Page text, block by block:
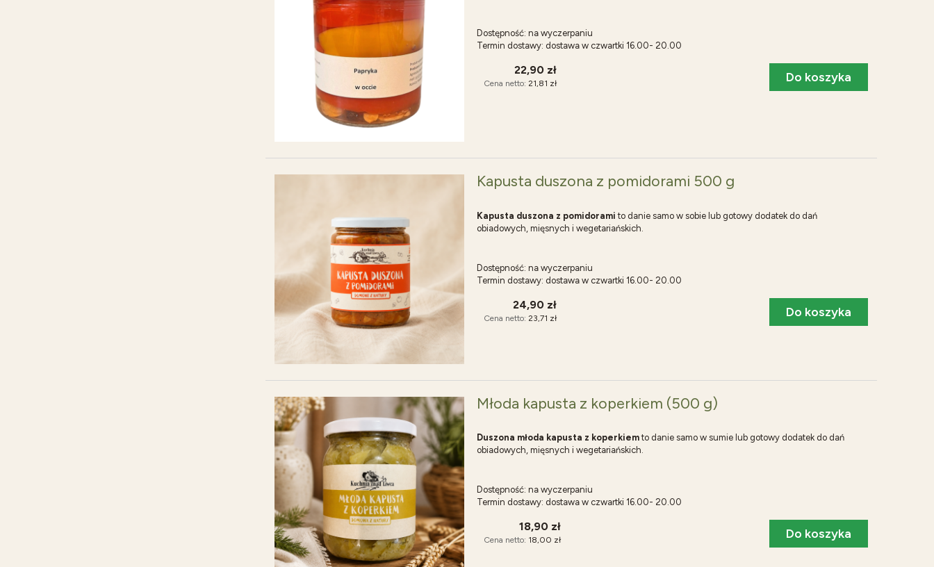
Dostępność: na wyczerpaniu
Termin dostawy: dostawa w czwartki 16.00- 20.00
22,90 zł
Cena netto: 21,81 zł Do koszyka
Kapusta duszona z pomidorami 500 g
Kapusta duszona z pomidoramito danie samo w sobie lub gotowy dodatek do dań
obiadowych, mięsnych i wegetariańskich.
Dostępność: na wyczerpaniu
Termin dostawy: dostawa w czwartki 16.00- 20.00
24,90 zł
Cena netto: 23,71 zł Do koszyka
Młoda kapusta z koperkiem (500 g)
Duszona młoda kapusta z koperkiemto danie samo w sumie lub gotowy dodatek do dań
obiadowych, mięsnych i wegetariańskich.
Dostępność: na wyczerpaniu
Termin dostawy: dostawa w czwartki 16.00- 20.00
18,90 zł
Cena netto: 18,00 zł Do koszyka